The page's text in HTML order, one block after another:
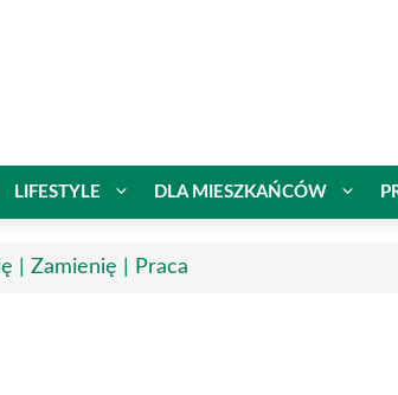
LIFESTYLE DLA MIESZKAŃCÓW
| Zamienię | Praca